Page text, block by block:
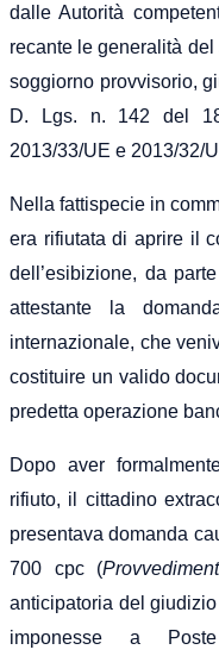
dalle Autorità
recante le generalità
soggiorno provvisorio,
D. Lgs. n. 142 del
2013/33/UE e 2013/32/
Nella fattispecie in
era rifiutata di aprire il
dell’esibizione, da
attestante la
internazionale, che
costituire un valido
predetta operazione
Dopo aver
rifiuto, il cittadino
presentava domanda
700 cpc (
anticipatoria del
imponesse a